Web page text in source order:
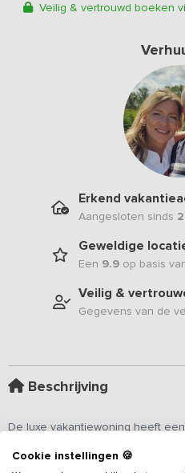
Veilig & vertrouwd boeken
Erkend
Aangesloten sinds
Geweldige
Een 9.9 op basis
Veilig &
Gegevens van de
Beschrijving
De luxe vakantiewoning heeft
omheinde terrein oprijdt, ziet je
Cookie instellingen 🍪